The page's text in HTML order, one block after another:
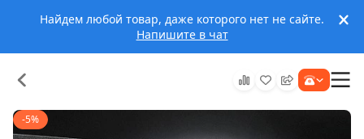
Найдем любой товар, даже которого нет не сайте.
Напишите в чат
-5%